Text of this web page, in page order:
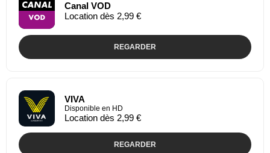
Canal VOD
Location dès 2,99 €
REGARDER
VIVA
Disponible en HD
Location dès 2,99 €
REGARDER